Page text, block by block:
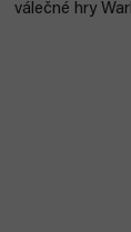
válečné hry